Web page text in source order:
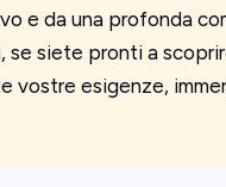
e da una profonda
se siete pronti a
vostre esigenze,